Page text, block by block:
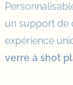
un support de
expérience
verre à shot